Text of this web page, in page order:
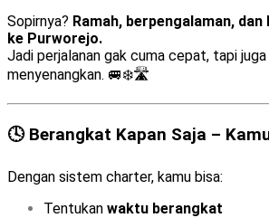
Sopirnya? Ramah, berpengalaman,
ke Purworejo.
Jadi perjalanan gak cuma cepat, tapi juga
menyenangkan. 🚐❄️🛣️
🕓 Berangkat Kapan Saja –
Dengan sistem charter, kamu bisa:
Tentukan waktu berangkat